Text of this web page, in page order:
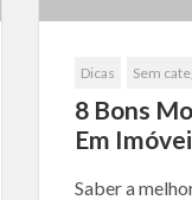
Dicas Sem
8 Bons
Em
Saber a